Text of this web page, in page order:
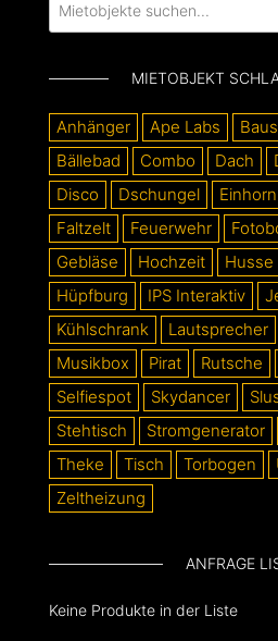
MIETOBJEKT
Anhänger Ape Labs
Bällebad
Combo Dach
Disco
Dschungel Einhorn
Faltzelt
Feuerwehr
Gebläse
Hochzeit Husse
Hüpfburg
IPS Interaktiv
Kühlschrank
Lautsprecher
Musikbox
Pirat Rutsche
Selfiespot
Skydancer
Stehtisch
Stromgenerator
Theke
Tisch Torbogen
Zeltheizung
ANFRAGE
Keine Produkte in der Liste